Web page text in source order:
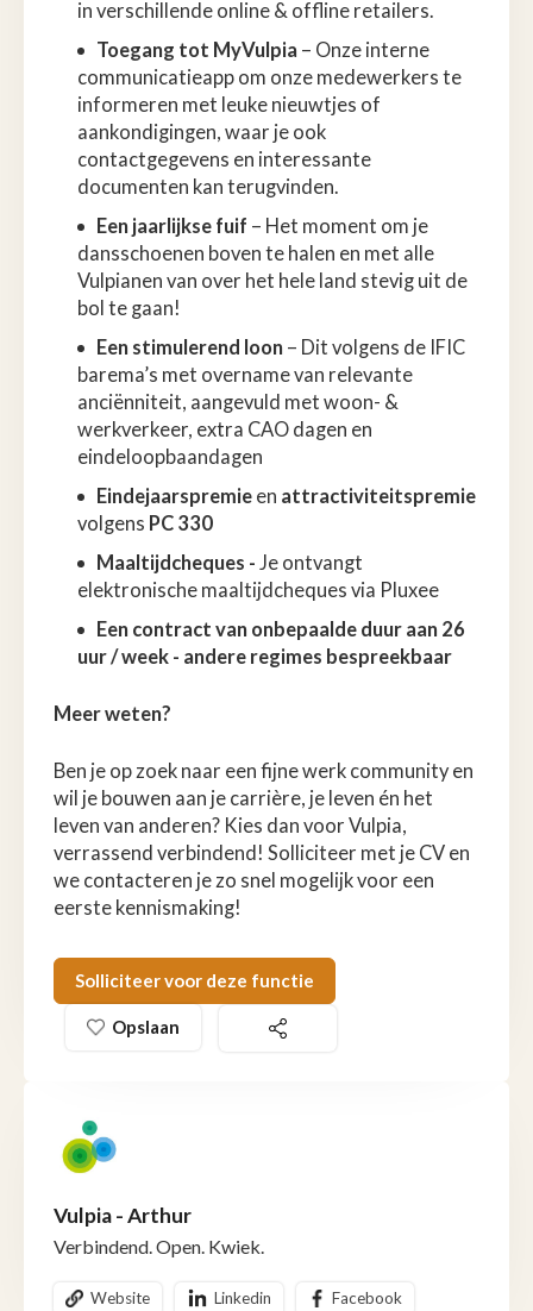
in verschillende online & offline retailers.
Toegang tot MyVulpia – Onze interne
communicatieapp om onze medewerkers te
informeren met leuke nieuwtjes of
aankondigingen, waar je ook
contactgegevens en interessante
documenten kan terugvinden.
Een jaarlijkse fuif – Het moment om je
dansschoenen boven te halen en met alle
Vulpianen van over het hele land stevig uit de
bol te gaan!
Een stimulerend loon – Dit volgens de IFIC
barema’s met overname van relevante
anciënniteit, aangevuld met woon- &
werkverkeer, extra CAO dagen en
eindeloopbaandagen
Eindejaarspremie en attractiviteitspremie
volgens PC 330
Maaltijdcheques - Je ontvangt
elektronische maaltijdcheques via Pluxee
Een contract van onbepaalde duur aan 26
uur / week - andere regimes bespreekbaar
Meer weten?
Ben je op zoek naar een fijne werk community en
wil je bouwen aan je carrière, je leven én het
leven van anderen? Kies dan voor Vulpia,
verrassend verbindend! Solliciteer met je CV en
we contacteren je zo snel mogelijk voor een
eerste kennismaking!
Solliciteer voor deze functie
Opslaan
Vulpia - Arthur
Verbindend. Open. Kwiek.
Website Linkedin Facebook